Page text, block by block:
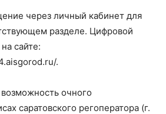
через личный кабинет для
разделе. Цифровой
сайте:
.
очного
саратовского регоператора (г.